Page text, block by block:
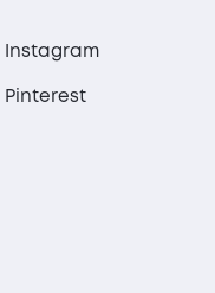
Instagram
Pinterest